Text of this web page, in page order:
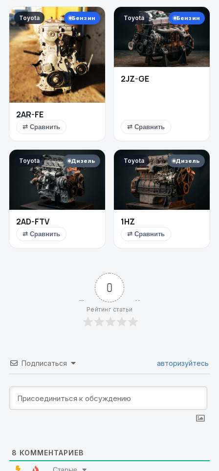
Toyota Бензин
2AR-FE
⇄ Сравнить
Toyota Бензин
2JZ-GE
⇄ Сравнить
Toyota Дизель
2AD-FTV
⇄ Сравнить
Toyota Дизель
1HZ
⇄ Сравнить
0
Рейтинг статьи
Подписаться авторизуйтесь
8 КОММЕНТАРИЕВ